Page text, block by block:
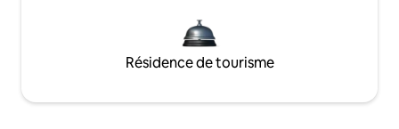
Résidence de tourisme